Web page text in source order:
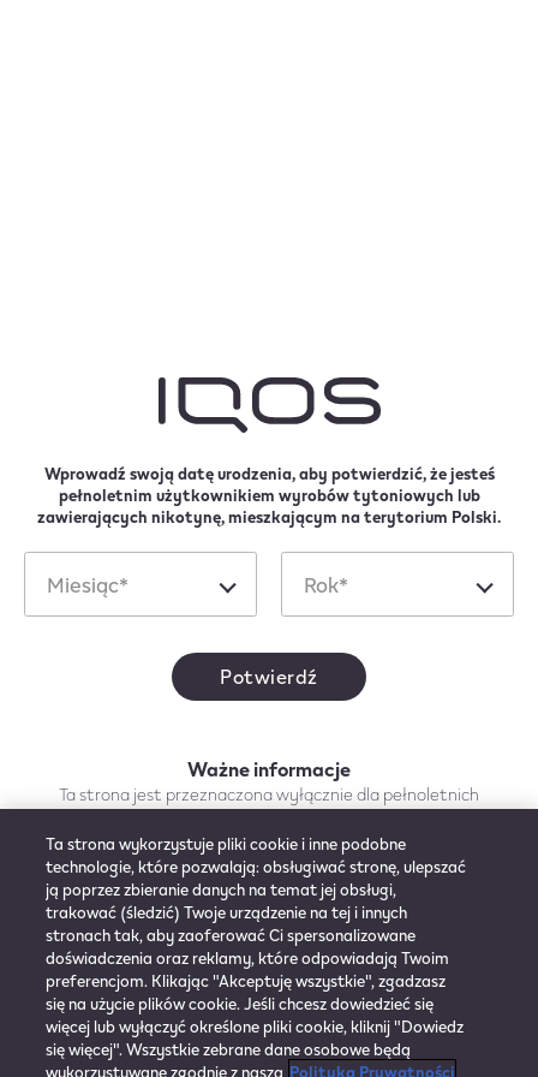
zawierających nikotynę, którzy
ukończyli 18 rok życia.
Ważne informacje:
Ta strona jest przeznaczona wyłącznie dla pełnoletnich
użytkowników wyrobów tytoniowych lub wyrobów
IQOS jest przeznaczony wyłącznie dla pełnoletnich palaczy,
którzy chcą dalej używać tytoniu.
KONTAKT
POLITYKA
PRYWATNOŚCI
SKLEP IQOS.COM
Wprowadź swoją datę urodzenia, aby potwierdzić, że jesteś
pełnoletnim użytkownikiem wyrobów tytoniowych lub
zawierających nikotynę, mieszkającym na terytorium Polski.
Miesiąc* Rok*
Potwierdź
Ważne informacje
Ta strona jest przeznaczona wyłącznie dla pełnoletnich
zawierających nikotynę. IQOS nie jest wolny od ryzyka. IQOS
jest przeznaczony wyłącznie dla pełnoletnich palaczy, którzy
chcą dalej używać tytoniu.
Ta strona wykorzystuje pliki cookie i inne podobne
technologie, które pozwalają: obsługiwać stronę, ulepszać
ją poprzez zbieranie danych na temat jej obsługi,
trakować (śledzić) Twoje urządzenie na tej i innych
stronach tak, aby zaoferować Ci spersonalizowane
doświadczenia oraz reklamy, które odpowiadają Twoim
preferencjom. Klikając "Akceptuję wszystkie", zgadzasz
się na użycie plików cookie. Jeśli chcesz dowiedzieć się
więcej lub wyłączyć określone pliki cookie, kliknij "Dowiedz
się więcej". Wszystkie zebrane dane osobowe będą
wykorzystywane zgodnie z naszą Polityką Prywatności